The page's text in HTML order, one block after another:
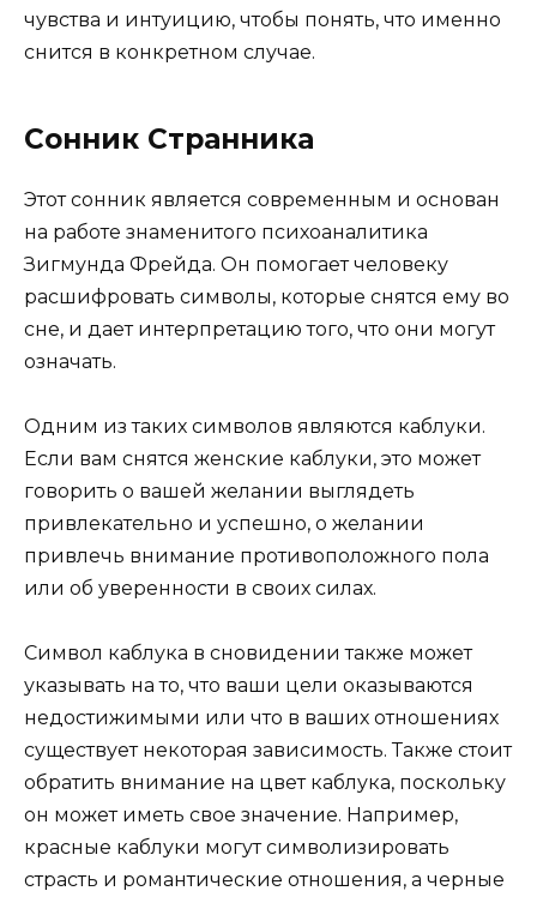
чувства и интуицию, чтобы понять, что именно
снится в конкретном случае.
Сонник Странника
Этот сонник является современным и основан
на работе знаменитого психоаналитика
Зигмунда Фрейда. Он помогает человеку
расшифровать символы, которые снятся ему во
сне, и дает интерпретацию того, что они могут
означать.
Одним из таких символов являются каблуки.
Если вам снятся женские каблуки, это может
говорить о вашей желании выглядеть
привлекательно и успешно, о желании
привлечь внимание противоположного пола
или об уверенности в своих силах.
Символ каблука в сновидении также может
указывать на то, что ваши цели оказываются
недостижимыми или что в ваших отношениях
существует некоторая зависимость. Также стоит
обратить внимание на цвет каблука, поскольку
он может иметь свое значение. Например,
красные каблуки могут символизировать
страсть и романтические отношения, а черные